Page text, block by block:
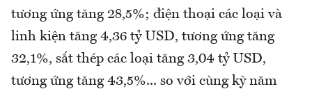
tương ứng tăng 28,5%; điện thoại các loại và
linh kiện tăng 4,36 tỷ USD, tương ứng tăng
32,1%, sắt thép các loại tăng 3,04 tỷ USD,
tương ứng tăng 43,5%... so với cùng kỳ năm